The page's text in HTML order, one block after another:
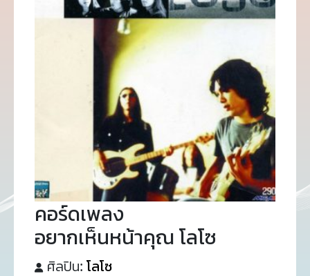
คอร์ดเพลง
อยากเห็นหน้าคุณ โลโซ
ศิลปิน: โลโซ